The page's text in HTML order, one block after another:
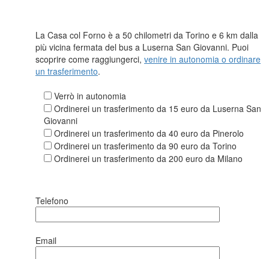
La Casa col Forno è a 50 chilometri da Torino e 6 km dalla
più vicina fermata del bus a Luserna San Giovanni. Puoi
scoprire come raggiungerci,venire in autonomia o ordinare
un trasferimento.
Verrò in autonomia
Ordinerei un trasferimento da 15 euro da Luserna San
Giovanni
Ordinerei un trasferimento da 40 euro da Pinerolo
Ordinerei un trasferimento da 90 euro da Torino
Ordinerei un trasferimento da 200 euro da Milano
Telefono
Email